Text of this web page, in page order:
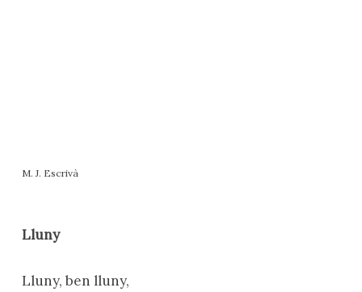
M. J. Escrivà
Lluny
Lluny, ben lluny,